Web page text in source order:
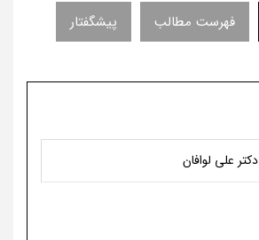
فهرست مطالب
پیشگفتار
دکتر علی لوافان